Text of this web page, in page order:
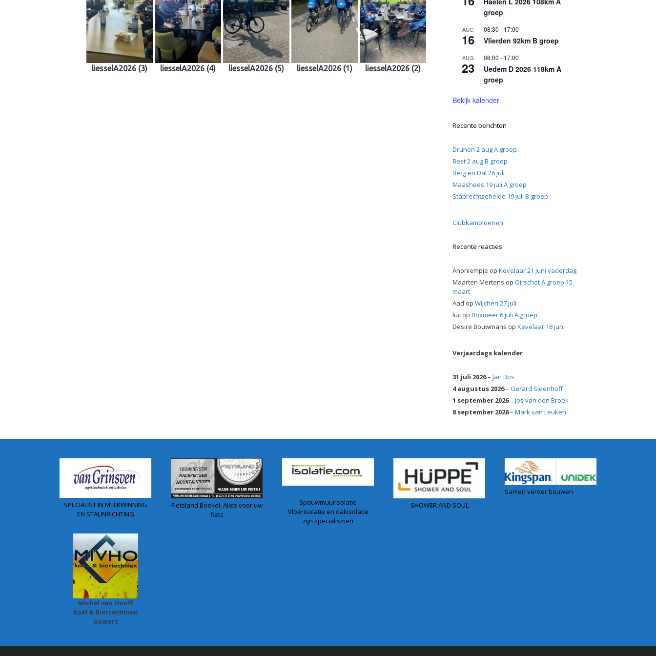
liesselA2026 (3) liesselA2026 (4) liesselA2026 (5) liesselA2026 (1) liesselA2026 (2)
groep
AUG
16
08:30 - 17:00
Vlierden 92km B groep
AUG
23
08:00 - 17:00
Uedem D 2026 118km A
groep
Bekijk kalender
Recente berichten
Drunen 2 aug A groep
Best 2 aug B groep
Berg en Dal 26 juli
Maashees 19 juli A groep
Stabrechtseheide 19 juli B groep
Clubkampioenen
Recente reacties
Anoniempje op Kevelaar 21 juni vaderdag
Maarten Mertens op Oirschot A groep 15
maart
Aad op Wijchen 27 juli
luc op Boxmeer 6 juli A groep
Desire Bouwmans op Kevelaar 18 juni
Verjaardags kalender
31 juli 2026– Jan Bos
4 augustus 2026– Gerard Sleenhoff
1 september 2026– Jos van den Broek
8 september 2026– Mark van Leuken
SPECIALIST IN MELKWINNING
EN STALINRICHTING
Michel van Hooff
Koel & Biertechniek
Gemert
Fietsland Boekel. Alles voor uw
fiets
Spouwmuurisolatie
Vloerisolatie en dakisolatie
zijn specialismen
SHOWER AND SOUL
Samen verder bouwen